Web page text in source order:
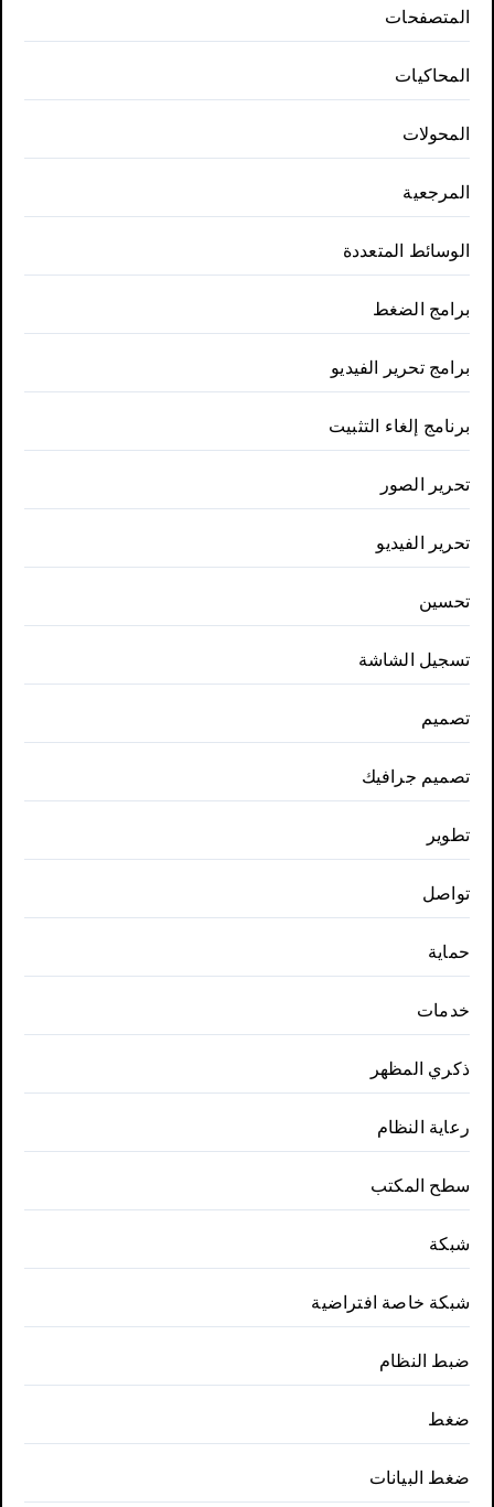
المتصفحات
المحاكيات
المحولات
المرجعية
الوسائط المتعددة
برامج الضغط
برامج تحرير الفيديو
برنامج إلغاء التثبيت
تحرير الصور
تحرير الفيديو
تحسين
تسجيل الشاشة
تصميم
تصميم جرافيك
تطوير
تواصل
حماية
خدمات
ذكري المظهر
رعاية النظام
سطح المكتب
شبكة
شبكة خاصة افتراضية
ضبط النظام
ضغط
ضغط البيانات